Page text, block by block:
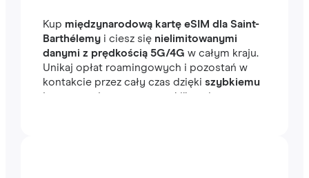
Kup międzynarodową kartę eSIM dla Saint-
Barthélemyi ciesz się nielimitowanymi
danymi z prędkością 5G/4G w całym kraju.
Unikaj opłat roamingowych i pozostań w
kontakcie przez cały czas dzięki szybkiemu
internetowi , gotowemu w kilka minut za